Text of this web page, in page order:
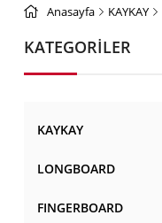
Anasayfa KAYKAY
KATEGORİLER
KAYKAY
LONGBOARD
FINGERBOARD